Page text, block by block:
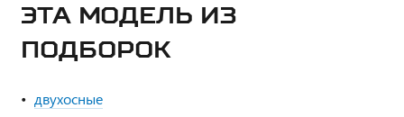
ЭТА МОДЕЛЬ ИЗ
ПОДБОРОК
двухосные